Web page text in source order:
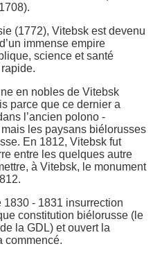
(1772), Vitebsk est devenu
immense empire
science et santé
en nobles de Vitebsk
parce que ce dernier a
l’ancien polono -
les paysans biélorusses
En 1812, Vitebsk fut
entre les quelques autre
à Vitebsk, le monument
- 1831 insurrection
constitution biélorusse (le
la GDL) et ouvert la
commencé.